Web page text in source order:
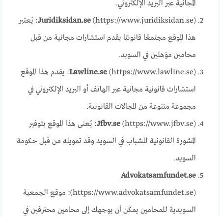
المجانية عبر البريد الإلكتروني.
Juridiksidan.se(https://www.juridiksidan.se): يُعتبر
هذا الموقع مجتمعًا قانونيًا يقدم استشارات مجانية من قبل
محامين مؤهلين في السويد.
Lawline.se(https://www.lawline.se): يقدم هذا الموقع
استشارات قانونية مجانية عبر الهاتف أو البريد الإلكتروني في
مجموعة متنوعة من المجالات القانونية.
Jfbv.se(https://www.jfbv.se): يُعنى هذا الموقع بتوفير
المشورة القانونية للشباب في السويد وقد تمويله من قبل حكومة
السويد.
Advokatsamfundet.se
(https://www.advokatsamfundet.se): موقع الجمعية
السويدية للمحامين يمكن أن يوجهك إلى محامين محترفين في